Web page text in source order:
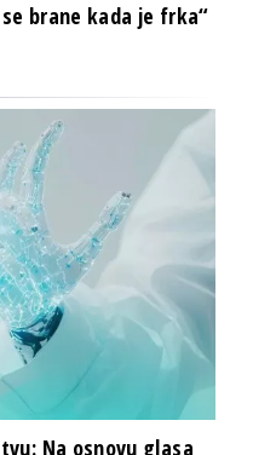
se brane kada je frka“
Na osnovu glasa